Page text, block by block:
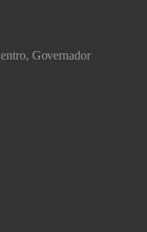
Governador